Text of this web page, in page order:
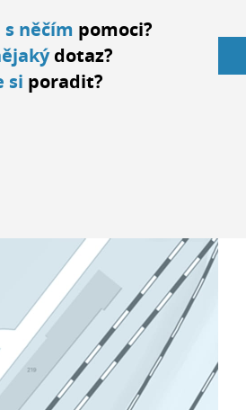
s něčím pomoci?
dotaz?
si poradit?